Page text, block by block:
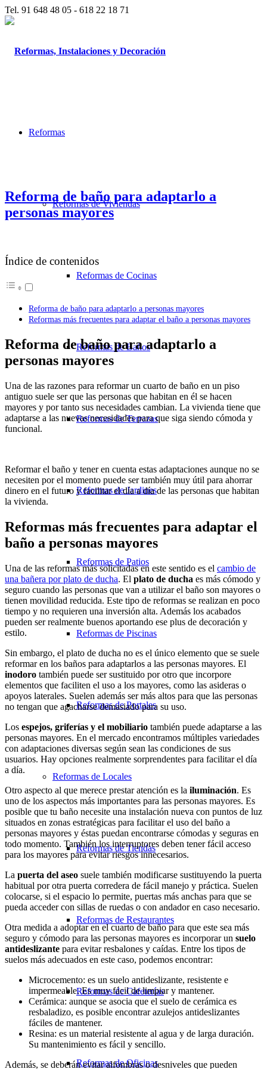
Tel. 91 648 48 05 - 618 22 18 71
Reformas
Reformas de Viviendas
Reformas de Cocinas
Reformas de Baños
Reformas de Terrazas
Reformas de Jardines
Reformas de Patios
Reformas de Piscinas
Reformas de Portales
Reformas de Locales
Reformas de Tiendas
Reformas de Restaurantes
Reformas de Cafeterías
Reformas de Oficinas
Reforma de baño para adaptarlo a
personas mayores
Índice de contenidos
Reforma de baño para adaptarlo a personas mayores
Reformas más frecuentes para adaptar el baño a personas mayores
Reforma de baño para adaptarlo a
personas mayores
Una de las razones para reformar un cuarto de baño en un piso
antiguo suele ser que las personas que habitan en él se hacen
mayores y por tanto sus necesidades cambian. La vivienda tiene que
adaptarse a las nuevas necesidades para que siga siendo cómoda y
funcional.
Reformar el baño y tener en cuenta estas adaptaciones aunque no se
necesiten por el momento puede ser también muy útil para ahorrar
dinero en el futuro y facilitar el día a día de las personas que habitan
la vivienda.
Reformas más frecuentes para adaptar el
baño a personas mayores
Una de las reformas más solicitadas en este sentido es el cambio de
una bañera por plato de ducha. El plato de ducha es más cómodo y
seguro cuando las personas que van a utilizar el baño son mayores o
tienen movilidad reducida. Este tipo de reformas se realizan en poco
tiempo y no requieren una inversión alta. Además los acabados
pueden ser realmente buenos aportando ese plus de decoración y
estilo.
Sin embargo, el plato de ducha no es el único elemento que se suele
reformar en los baños para adaptarlos a las personas mayores. El
inodoro también puede ser sustituido por otro que incorpore
elementos que faciliten el uso a los mayores, como las asideras o
apoyos laterales. Suelen además ser más altos para que las personas
no tengan que agacharse demasiado para su uso.
Los espejos, griferías y el mobiliario también puede adaptarse a las
personas mayores. En el mercado encontramos múltiples variedades
con adaptaciones diversas según sean las condiciones de sus
usuarios. Hay opciones realmente sorprendentes para facilitar el día
a día.
Otro aspecto al que merece prestar atención es la iluminación. Es
uno de los aspectos más importantes para las personas mayores. Es
posible que tu baño necesite una instalación nueva con puntos de luz
situados en zonas estratégicas para facilitar el uso del baño a
personas mayores y éstas puedan encontrarse cómodas y seguras en
todo momento. También los interruptores deben tener fácil acceso
para los mayores para evitar riesgos innecesarios.
La puerta del aseo suele también modificarse sustituyendo la puerta
habitual por otra puerta corredera de fácil manejo y práctica. Suelen
colocarse, si el espacio lo permite, puertas más anchas para que se
pueda acceder con sillas de ruedas o con andador en caso necesario.
Otra medida a adoptar en el cuarto de baño para que este sea más
seguro y cómodo para las personas mayores es incorporar un suelo
antideslizante para evitar resbalones y caídas. Entre los tipos de
suelos más adecuados en este caso, podemos encontrar:
Microcemento: es un suelo antideslizante, resistente e
impermeable. Es muy fácil de limpiar y mantener.
Cerámica: aunque se asocia que el suelo de cerámica es
resbaladizo, es posible encontrar azulejos antideslizantes
fáciles de mantener.
Resina: es un material resistente al agua y de larga duración.
Su mantenimiento es fácil y sencillo.
Además, se deberán evitar alfombras o desniveles que pueden